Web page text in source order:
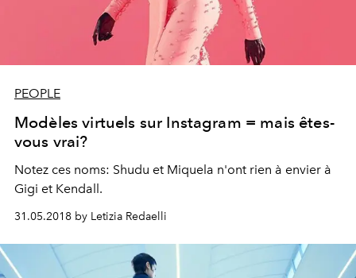
PEOPLE
Modèles virtuels sur Instagram = mais êtes-
vous vrai?
Notez ces noms: Shudu et Miquela n'ont rien à envier à
Gigi et Kendall.
31.05.2018 by Letizia Redaelli